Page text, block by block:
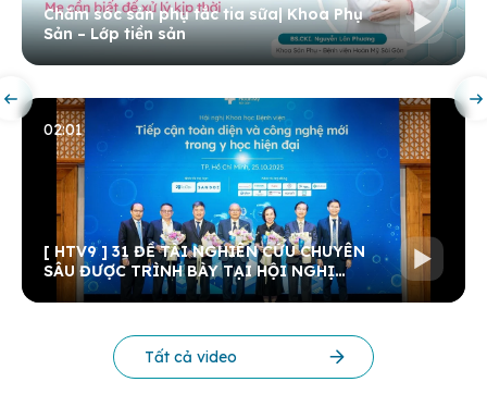
Chăm sóc sản phụ tắc tia sữa| Khoa Phụ
Sản – Lớp tiền sản
02:01
[ HTV9 ] 31 ĐỀ TÀI NGHIÊN CỨU CHUYÊN
SÂU ĐƯỢC TRÌNH BÀY TẠI HỘI NGHỊ
KHOA HỌC THƯỜNG NIÊN BV 2025
Tất cả video